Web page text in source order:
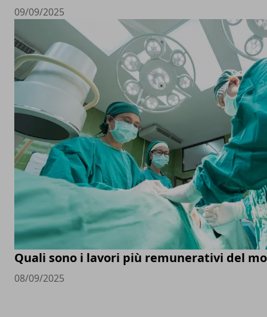
09/09/2025
Quali sono i lavori più remunerativi del
08/09/2025